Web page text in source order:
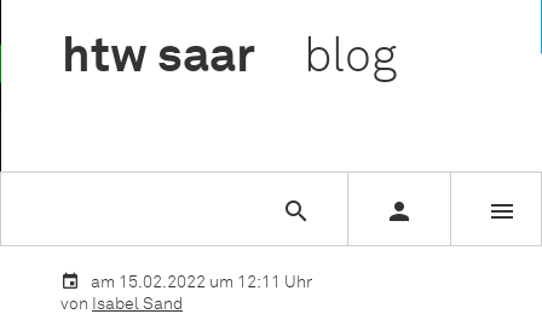
htw saar blog
  
Multi-Core meets Motor-Controller –
am 15.02.2022 um 12:11 Uhr
von
Isabel Sand